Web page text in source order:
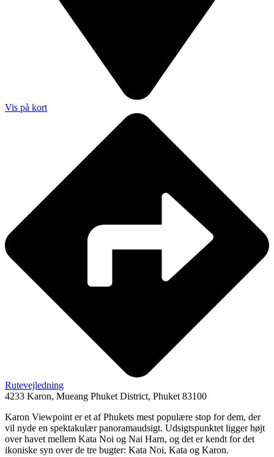
Vis på kort
Rutevejledning
4233 Karon, Mueang Phuket District, Phuket 83100
Karon Viewpoint er et af Phukets mest populære stop for dem, der
vil nyde en spektakulær panoramaudsigt. Udsigtspunktet ligger højt
over havet mellem Kata Noi og Nai Harn, og det er kendt for det
ikoniske syn over de tre bugter: Kata Noi, Kata og Karon.